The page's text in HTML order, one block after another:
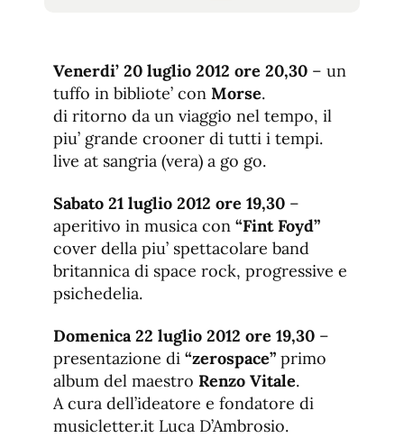
fuente
de
fuente.
Venerdi’ 20 luglio 2012 ore 20,30 – un
tuffo in bibliote’ con Morse.
di ritorno da un viaggio nel tempo, il
piu’ grande crooner di tutti i tempi.
live at sangria (vera) a go go.
Sabato 21 luglio 2012 ore 19,30 –
aperitivo in musica con “Fint Foyd”
cover della piu’ spettacolare band
britannica di space rock, progressive e
psichedelia.
Domenica 22 luglio 2012 ore 19,30 –
presentazione di “zerospace” primo
album del maestro Renzo Vitale.
A cura dell’ideatore e fondatore di
musicletter.it Luca D’Ambrosio.